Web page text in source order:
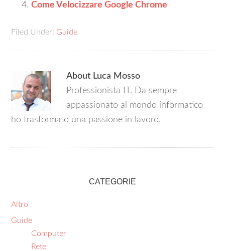
Come Velocizzare Google Chrome
Filed Under: Guide
About Luca Mosso
Professionista IT. Da sempre
appassionato al mondo informatico
ho trasformato una passione in lavoro.
CATEGORIE
Altro
Guide
Computer
Rete